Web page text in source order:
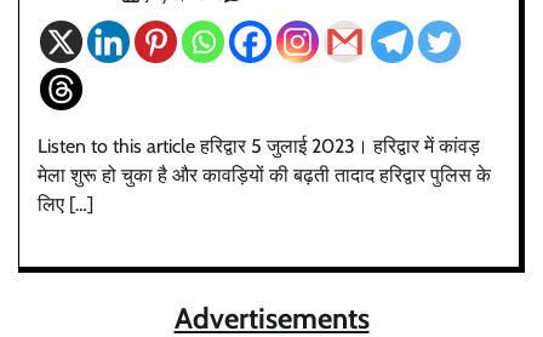
Listen to this article हरिद्वार 5 जुलाई 2023। हरिद्वार में कांवड़
मेला शुरू हो चुका है और कावड़ियों की बढ़ती तादाद हरिद्वार पुलिस के
लिए […]
Advertisements